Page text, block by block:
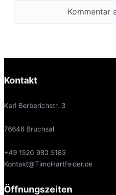
Kontakt
Karl Berberichstr. 3
76646 Bruchsal
+49 1520 980 5183
Kontakt@TimoHartfelder.de
Öffnungszeiten